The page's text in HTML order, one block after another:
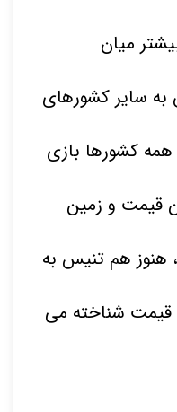
میان
سایر کشورهای
کشورها بازی
قیمت و زمین
هنوز هم تنیس به
قیمت شناخته می